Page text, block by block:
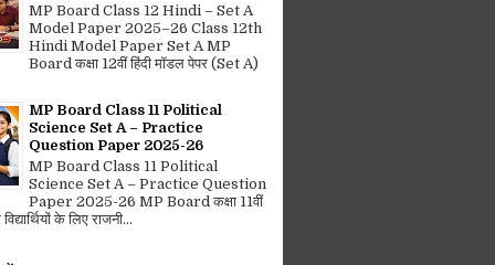
MP Board Class 12 Hindi – Set A
Model Paper 2025–26 Class 12th
Hindi Model Paper Set A MP
Board कक्षा 12वीं हिंदी मॉडल पेपर (Set A)
MP Board Class 11 Political
Science Set A – Practice
Question Paper 2025-26
MP Board Class 11 Political
Science Set A – Practice Question
Paper 2025-26 MP Board कक्षा 11वीं
के लिए राजनी...